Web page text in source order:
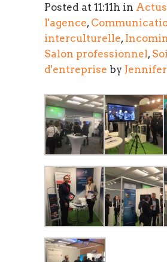
Posted at 11:11h in
l'agence,
interculturelle,
Salon professionnel,
d'entreprise by Jennifer